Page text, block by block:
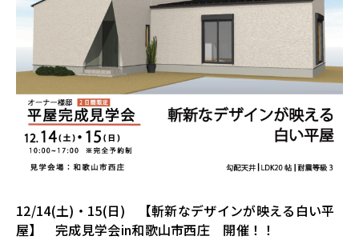
12/14(土)・15(日) 【斬新なデザインが映える白い平
屋】 完成見学会in和歌山市西庄 開催！！